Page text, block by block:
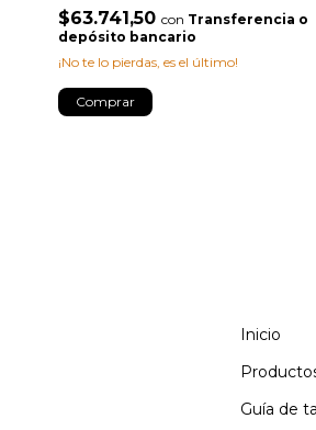
$63.741,50 con Transferencia o
depósito bancario
¡No te lo pierdas, es el último!
Comprar
Inicio
Guía de